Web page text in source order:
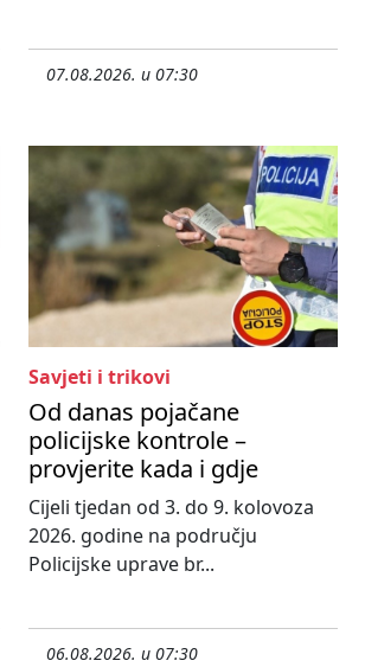
07.08.2026. u 07:30
Savjeti i trikovi
Od danas pojačane
policijske kontrole –
provjerite kada i gdje
Cijeli tjedan od 3. do 9. kolovoza
2026. godine na području
Policijske uprave br...
06.08.2026. u 07:30